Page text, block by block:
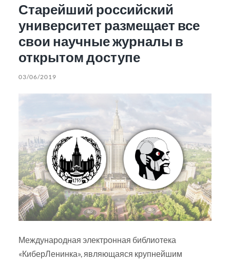
Старейший российский
университет размещает все
свои научные журналы в
открытом доступе
03/06/2019
Международная электронная библиотека
«КиберЛенинка», являющаяся крупнейшим